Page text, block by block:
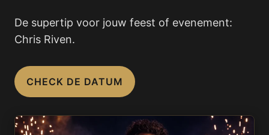
De supertip voor jouw feest of evenement:
Chris Riven.
CHECK DE DATUM